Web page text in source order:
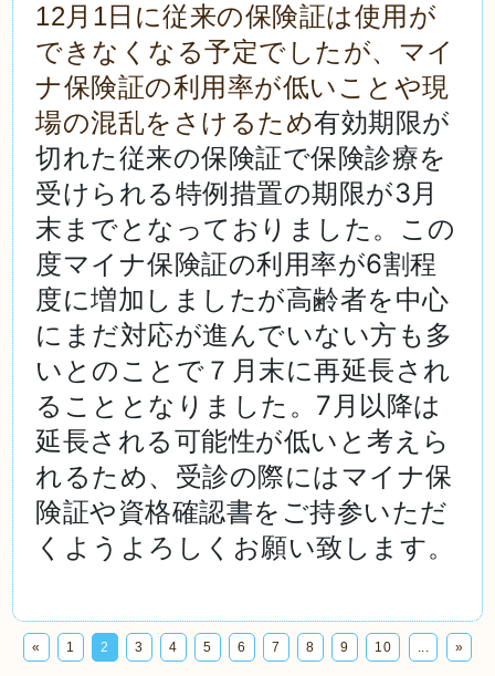
12月1日に従来の保険証は使用が
できなくなる予定でしたが、マイ
ナ保険証の利用率が低いことや現
場の混乱をさけるため有効期限が
切れた従来の保険証で保険診療を
受けられる特例措置の期限が3月
末までとなっておりました。この
度マイナ保険証の利用率が6割程
度に増加しましたが高齢者を中心
にまだ対応が進んでいない方も多
いとのことで ７月末に再延長され
ることとなりました。7月以降は
延長される可能性が低いと考えら
れるため、受診の際にはマイナ保
険証や資格確認書をご持参いただ
くようよろしくお願い致します。
« 1 2 3 4 5 6 7 8 9 10 ... »